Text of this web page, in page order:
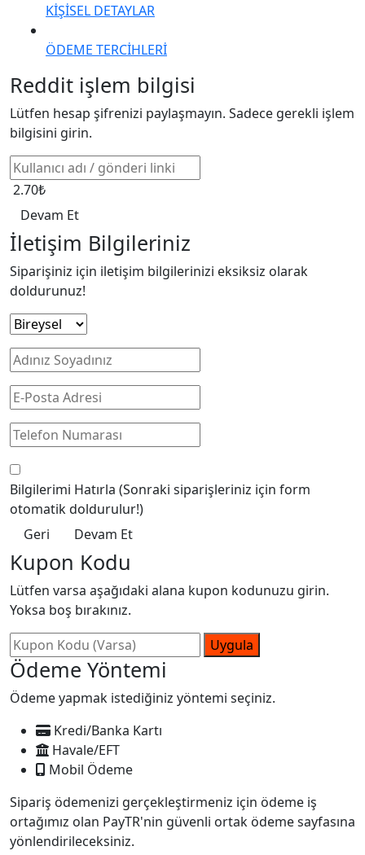
KİŞİSEL DETAYLAR
ÖDEME TERCİHLERİ
Reddit işlem bilgisi
Lütfen hesap şifrenizi paylaşmayın. Sadece gerekli işlem
bilgisini girin.
2.70₺
Devam Et
İletişim Bilgileriniz
Siparişiniz için iletişim bilgilerinizi eksiksiz olarak
doldurunuz!
Bilgilerimi Hatırla (Sonraki siparişleriniz için form
otomatik doldurulur!)
Geri
Devam Et
Kupon Kodu
Lütfen varsa aşağıdaki alana kupon kodunuzu girin.
Yoksa boş bırakınız.
Uygula
Ödeme Yöntemi
Ödeme yapmak istediğiniz yöntemi seçiniz.
Kredi/Banka Kartı
Havale/EFT
Mobil Ödeme
Sipariş ödemenizi gerçekleştirmeniz için ödeme iş
ortağımız olan PayTR'nin güvenli ortak ödeme sayfasına
yönlendirileceksiniz.